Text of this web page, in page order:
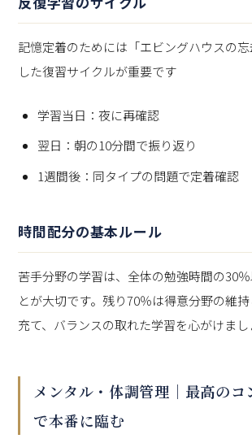
記憶定着のためには「エビングハウスの
した復習サイクルが重要です
学習当日：夜に再確認
翌日：朝の10分間で振り返り
1週間後：同タイプの問題で定着確認
時間配分の基本ルール
苦手分野の学習は、全体の勉強時間の30
とが大切です。残り70％は得意分野の維
充て、バランスの取れた学習を心がけまし
メンタル・体調管理｜最高のコ
で本番に臨む